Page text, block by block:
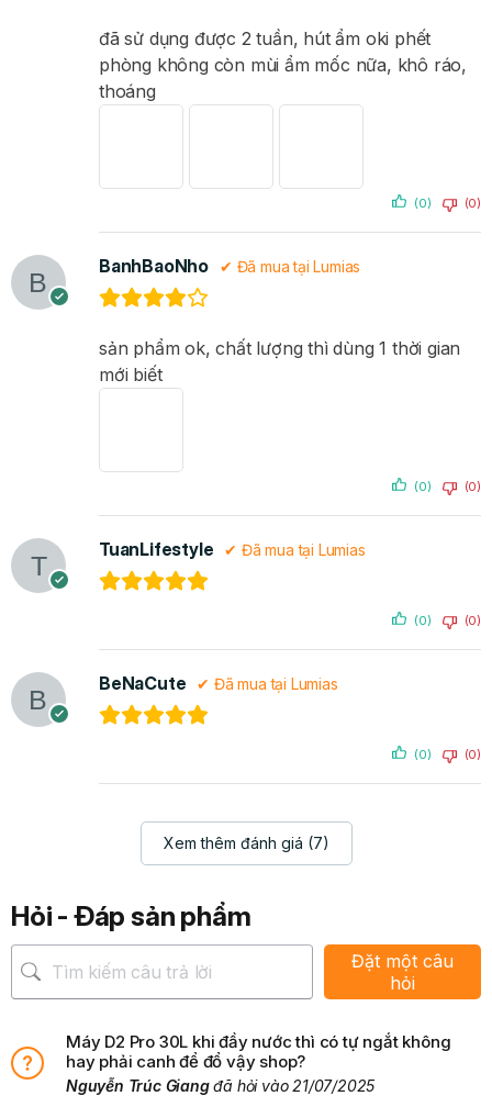
Máy hút ẩm thông minh Lumias D2 Pro 30L đổ nước thừa
nhanh chóng
Khi nhận được sản phẩm mới, Quý khách hàng vui lòng
kiểm tra kỹ hướng dẫn sử dụng và đặt sản phẩm đúng
theo hướng dẫn. Sau khi đặt sản phẩm đúng vị trí, quý
khách nên chờ khoảng 30 phút để các bộ phận bên
Tránh để sản phẩm tiếp xúc trực tiếp với ánh nắng mặt
trời, nguồn nhiệt hoặc nơi ẩm ướt.
đã sử dụng được 2 tuần, hút ẩm oki phết
phòng không còn mùi ẩm mốc nữa, khô ráo,
thoáng
(0) (0)
BanhBaoNho ✔ Đã mua tại Lumias
sản phẩm ok, chất lượng thì dùng 1 thời gian
mới biết
(0) (0)
TuanLifestyle ✔ Đã mua tại Lumias
(0) (0)
BeNaCute ✔ Đã mua tại Lumias
(0) (0)
Xem thêm đánh giá (7)
Hỏi - Đáp sản phẩm
Đặt một câu
hỏi
Máy D2 Pro 30L khi đầy nước thì có tự ngắt không
hay phải canh để đổ vậy shop?
Nguyễn Trúc Giangđã hỏi vào 21/07/2025